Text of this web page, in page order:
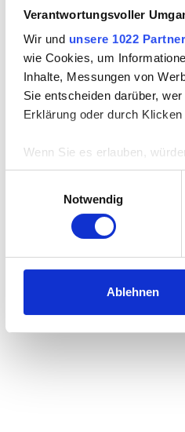
Verantwortungsvoller
Wir und unsere 1022 Partner
wie Cookies, um
Inhalte, Messungen von
Sie entscheiden darüber,
Erklärung oder durch
Wenn Sie es erlauben,
Informationen über
Ihr Gerät durch
Erfahren Sie mehr darüber,
Einzelheitenfest.
Wir verwenden Cookies, um
und die Zugriffe auf unsere
Notwendig
Ablehnen